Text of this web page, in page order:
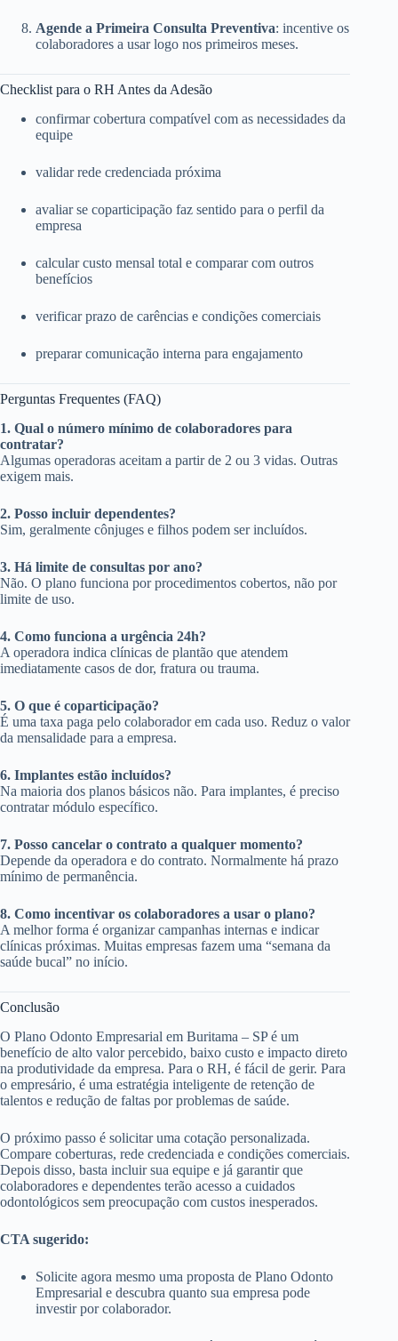
Agende a Primeira Consulta Preventiva: incentive os
colaboradores a usar logo nos primeiros meses.
Checklist para o RH Antes da Adesão
confirmar cobertura compatível com as necessidades da
equipe
validar rede credenciada próxima
avaliar se coparticipação faz sentido para o perfil da
empresa
calcular custo mensal total e comparar com outros
benefícios
verificar prazo de carências e condições comerciais
preparar comunicação interna para engajamento
Perguntas Frequentes (FAQ)
1. Qual o número mínimo de colaboradores para
contratar?
Algumas operadoras aceitam a partir de 2 ou 3 vidas. Outras
exigem mais.
2. Posso incluir dependentes?
Sim, geralmente cônjuges e filhos podem ser incluídos.
3. Há limite de consultas por ano?
Não. O plano funciona por procedimentos cobertos, não por
limite de uso.
4. Como funciona a urgência 24h?
A operadora indica clínicas de plantão que atendem
imediatamente casos de dor, fratura ou trauma.
5. O que é coparticipação?
É uma taxa paga pelo colaborador em cada uso. Reduz o valor
da mensalidade para a empresa.
6. Implantes estão incluídos?
Na maioria dos planos básicos não. Para implantes, é preciso
contratar módulo específico.
7. Posso cancelar o contrato a qualquer momento?
Depende da operadora e do contrato. Normalmente há prazo
mínimo de permanência.
8. Como incentivar os colaboradores a usar o plano?
A melhor forma é organizar campanhas internas e indicar
clínicas próximas. Muitas empresas fazem uma “semana da
saúde bucal” no início.
Conclusão
O Plano Odonto Empresarial em Buritama – SP é um
benefício de alto valor percebido, baixo custo e impacto direto
na produtividade da empresa. Para o RH, é fácil de gerir. Para
o empresário, é uma estratégia inteligente de retenção de
talentos e redução de faltas por problemas de saúde.
O próximo passo é solicitar uma cotação personalizada.
Compare coberturas, rede credenciada e condições comerciais.
Depois disso, basta incluir sua equipe e já garantir que
colaboradores e dependentes terão acesso a cuidados
odontológicos sem preocupação com custos inesperados.
CTA sugerido:
Solicite agora mesmo uma proposta de Plano Odonto
Empresarial e descubra quanto sua empresa pode
investir por colaborador.